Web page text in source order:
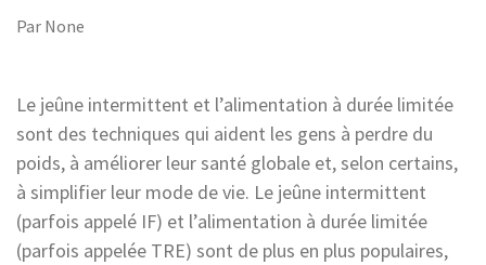
Par None
Le jeûne intermittent et l’alimentation à durée limitée
sont des techniques qui aident les gens à perdre du
poids, à améliorer leur santé globale et, selon certains,
à simplifier leur mode de vie. Le jeûne intermittent
(parfois appelé IF) et l’alimentation à durée limitée
(parfois appelée TRE) sont de plus en plus populaires,